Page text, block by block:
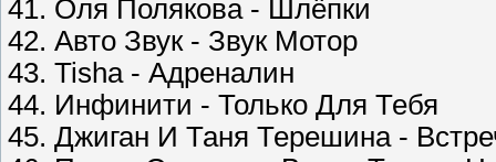
41. Оля Полякова - Шлёпки
42. Авто Звук - Звук Мотор
43. Tisha - Адреналин
44. Инфинити - Только Для Тебя
45. Джиган И Таня Терешина -